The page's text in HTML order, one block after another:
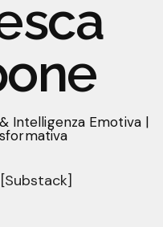
Intelligenza Emotiva |
[Substack]